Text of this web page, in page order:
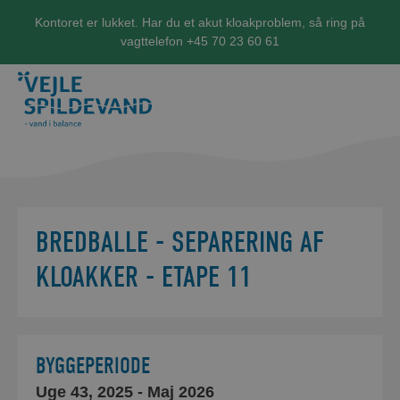
Kontoret er lukket. Har du et akut kloakproblem, så ring på
vagttelefon +45 70 23 60 61
BREDBALLE - SEPARERING AF
KLOAKKER - ETAPE 11
BYGGEPERIODE
Uge 43, 2025 - Maj 2026